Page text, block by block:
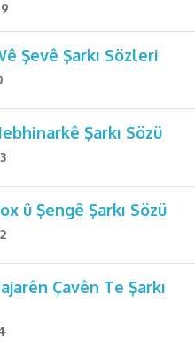
9
Şevê Şarkı Sözleri
Şarkı Sözü
3
û Şengê Şarkı Sözü
2
Çavên Te Şarkı